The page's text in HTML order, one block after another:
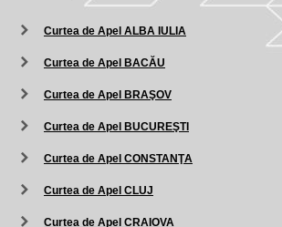
Curtea de Apel ALBA IULIA
Curtea de Apel BACĂU
Curtea de Apel BRAŞOV
Curtea de Apel BUCUREŞTI
Curtea de Apel CONSTANŢA
Curtea de Apel CLUJ
Curtea de Apel CRAIOVA